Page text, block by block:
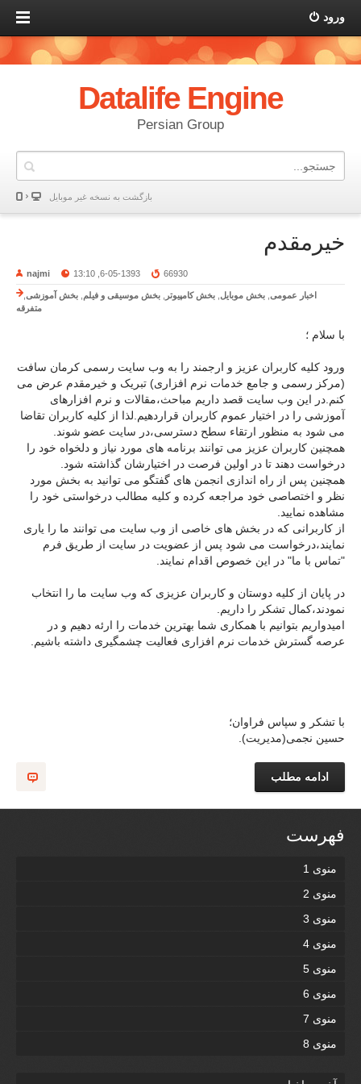
ورود
Datalife Engine
Persian Group
بازگشت به نسخه غير موبایل
خیرمقدم
najmi 6-05-1393, 13:10 66930
اخبار عمومی بخش موبایل بخش کامپیوتر بخش موسیقی و فیلم بخش آموزشی
متفرقه
با سلام ؛
ورود کلیه کاربران عزیز و ارجمند را به وب سایت رسمی کرمان سافت
(مرکز رسمی و جامع خدمات نرم افزاری) تبریک و خیرمقدم عرض می
کنم.در این وب سایت قصد داریم مباحث،مقالات و نرم افزارهای
آموزشی را در اختیار عموم کاربران قراردهیم.لذا از کلیه کاربران تقاضا
می شود به منظور ارتقاء سطح دسترسی،در سایت عضو شوند.
همچنین کاربران عزیز می توانند برنامه های مورد نیاز و دلخواه خود را
درخواست دهند تا در اولین فرصت در اختیارشان گذاشته شود.
همچنین پس از راه اندازی انجمن های گفتگو می توانید به بخش مورد
نظر و اختصاصی خود مراجعه کرده و کلیه مطالب درخواستی خود را
مشاهده نمایید.
از کاربرانی که در بخش های خاصی از وب سایت می توانند ما را یاری
نمایند،درخواست می شود پس از عضویت در سایت از طریق فرم
"تماس با ما" در این خصوص اقدام نمایند.
در پایان از کلیه دوستان و کاربران عزیزی که وب سایت ما را انتخاب
نمودند،کمال تشکر را داریم.
امیدواریم بتوانیم با همکاری شما بهترین خدمات را ارئه دهیم و در
عرصه گسترش خدمات نرم افزاری فعالیت چشمگیری داشته باشیم.
با تشکر و سپاس فراوان؛
حسین نجمی(مدیریت).
ادامه مطلب
فهرست
منوی 1
منوی 2
منوی 3
منوی 4
منوی 5
منوی 6
منوی 7
منوی 8